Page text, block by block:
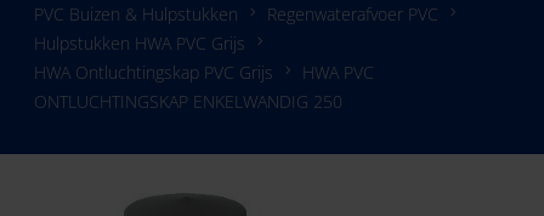
PVC Buizen & Hulpstukken
Regenwaterafvoer PVC
Hulpstukken HWA PVC Grijs
HWA Ontluchtingskap PVC Grijs
HWA PVC
ONTLUCHTINGSKAP ENKELWANDIG 250